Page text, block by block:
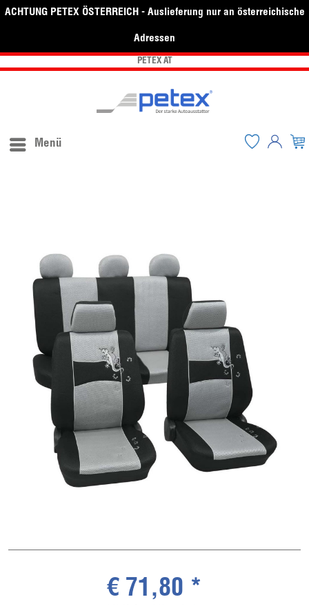
ACHTUNG PETEX ÖSTERREICH - Auslieferung nur an österreichische
Adressen
PETEX AT
Menü
€ 71,80 *